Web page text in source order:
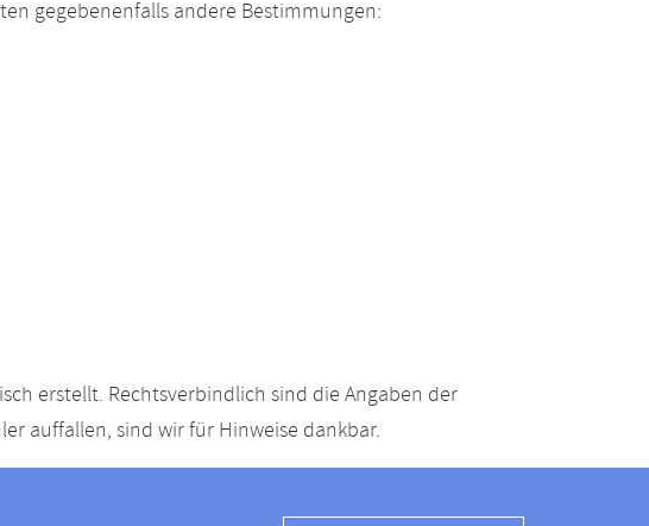
gegebenenfalls andere Bestimmungen:
erstellt. Rechtsverbindlich sind die Angaben der
auffallen, sind wir für Hinweise dankbar.